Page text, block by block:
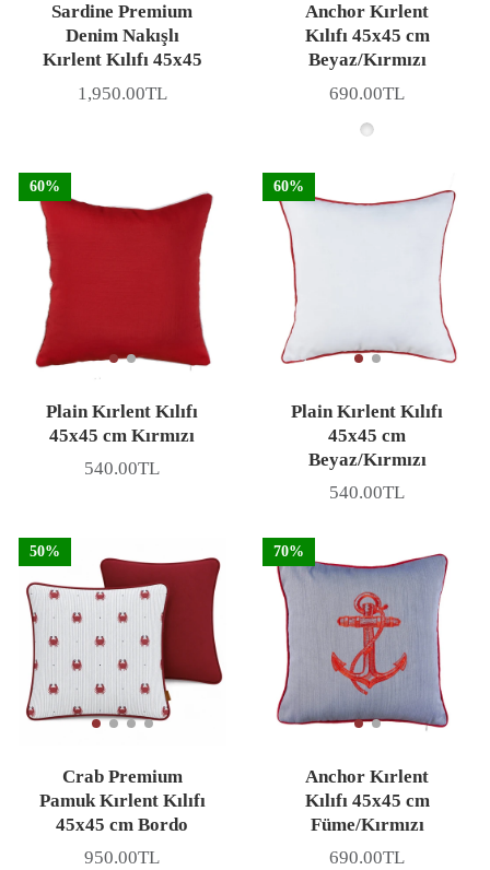
Sardine Premium
Denim Nakışlı
Kırlent Kılıfı 45x45
Fiyat
1,950.00TL
Anchor Kırlent
Kılıfı 45x45 cm
Beyaz/Kırmızı
Fiyat
690.00TL
60%
Plain Kırlent Kılıfı
45x45 cm Kırmızı
Fiyat
540.00TL
60%
Plain Kırlent Kılıfı
45x45 cm
Beyaz/Kırmızı
Fiyat
540.00TL
50%
Crab Premium
Pamuk Kırlent Kılıfı
45x45 cm Bordo
Fiyat
950.00TL
70%
Anchor Kırlent
Kılıfı 45x45 cm
Füme/Kırmızı
Fiyat
690.00TL